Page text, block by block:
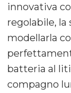
innovativa
regolabile,
modellarla
batteria al
compagno